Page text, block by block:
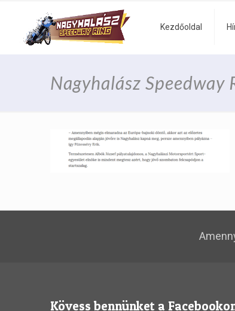
Kezdőoldal
Nagyhalász Speedway
Kövess bennünket a